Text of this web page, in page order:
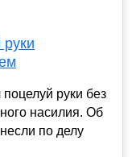
руки без
насилия. Об
по делу